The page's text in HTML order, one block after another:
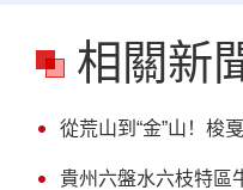
相關新
從荒山到“金”山！梭
貴州六盤水六枝特區